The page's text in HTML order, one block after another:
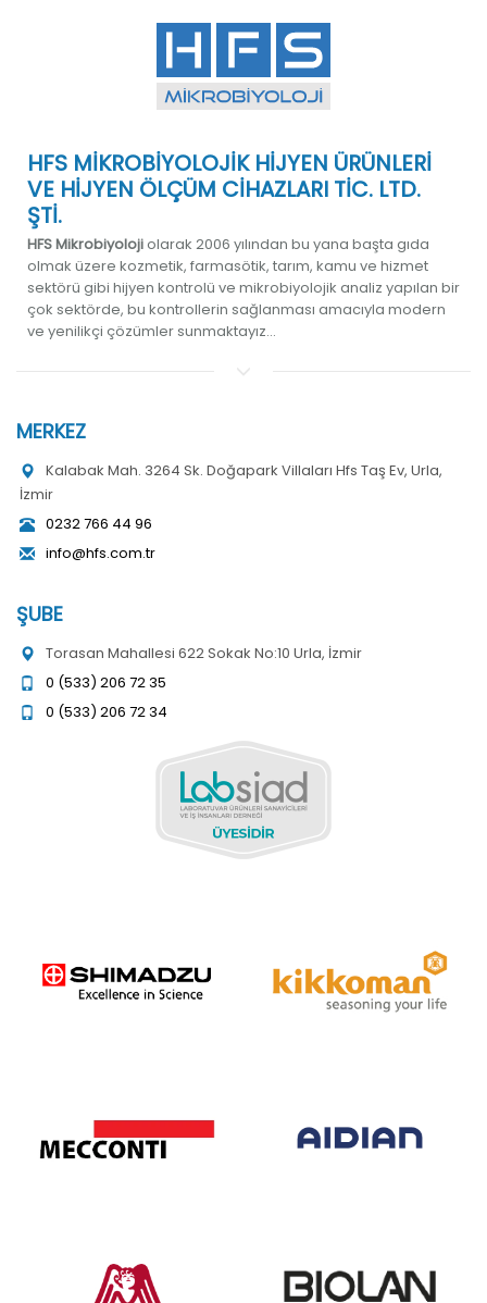
HFS MİKROBİYOLOJİK HİJYEN ÜRÜNLERİ
VE HİJYEN ÖLÇÜM CİHAZLARI TİC. LTD.
ŞTİ.
HFS Mikrobiyolojiolarak 2006 yılından bu yana başta gıda
olmak üzere kozmetik, farmasötik, tarım, kamu ve hizmet
sektörü gibi hijyen kontrolü ve mikrobiyolojik analiz yapılan bir
çok sektörde, bu kontrollerin sağlanması amacıyla modern
ve yenilikçi çözümler sunmaktayız...
MERKEZ
Kalabak Mah. 3264 Sk. Doğapark Villaları Hfs Taş Ev, Urla,
İzmir
0232 766 44 96
info@hfs.com.tr
ŞUBE
Torasan Mahallesi 622 Sokak No:10 Urla, İzmir
0 (533) 206 72 35
0 (533) 206 72 34